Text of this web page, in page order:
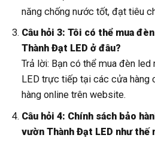
năng chống nước tốt, đạt tiêu
Câu hỏi 3: Tôi có thể mua
Thành Đạt LED ở đâu?
Trả lời: Bạn có thể mua đèn
LED trực tiếp tại các cửa hàng
hàng online trên website.
Câu hỏi 4: Chính sách bảo
vườn Thành Đạt LED như thế